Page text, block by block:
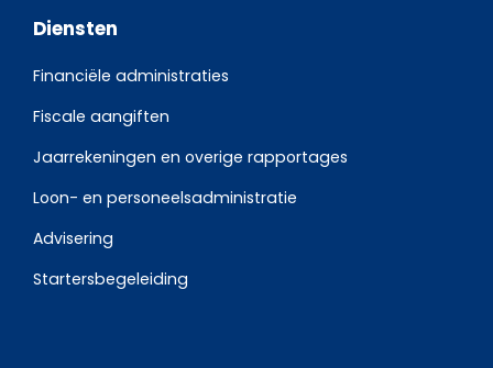
Diensten
Financiële administraties
Fiscale aangiften
Jaarrekeningen en overige rapportages
Loon- en personeelsadministratie
Advisering
Startersbegeleiding